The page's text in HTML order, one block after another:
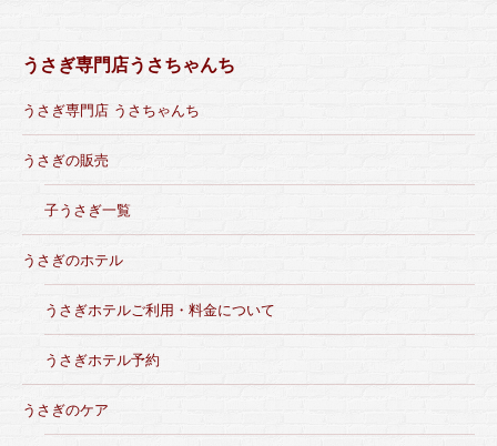
うさぎ専門店うさちゃんち
うさぎ専門店 うさちゃんち
うさぎの販売
子うさぎ一覧
うさぎのホテル
うさぎホテルご利用・料金について
うさぎホテル予約
うさぎのケア